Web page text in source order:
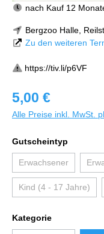
nach Kauf 12
Bergzoo Halle,
Zu den weiteren
https://tiv.li/p6VF
5,00 €
Alle Preise inkl. MwSt.
Gutscheintyp
Erwachsener
Kind (4 - 17 Jahre)
Kategorie